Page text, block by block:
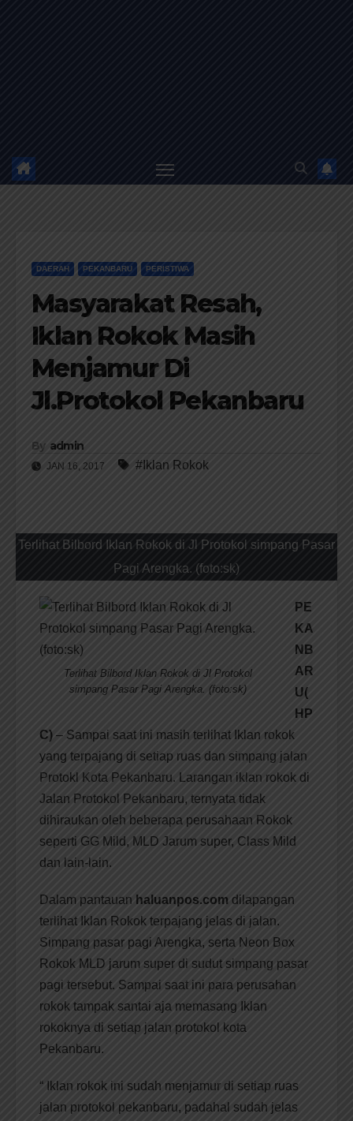
DAERAH PEKANBARU PERISTIWA
Masyarakat Resah,
Iklan Rokok Masih
Menjamur Di
Jl.Protokol Pekanbaru
By admin
JAN 16, 2017 #Iklan Rokok
Terlihat Bilbord Iklan Rokok di Jl Protokol simpang Pasar
Pagi Arengka. (foto:sk)
Terlihat Bilbord Iklan Rokok di Jl Protokol
simpang Pasar Pagi Arengka. (foto:sk)
PE
KA
NB
AR
U(
HP
C) – Sampai saat ini masih terlihat Iklan rokok
yang terpajang di setiap ruas dan simpang jalan
Protokl Kota Pekanbaru. Larangan iklan rokok di
Jalan Protokol Pekanbaru, ternyata tidak
dihiraukan oleh beberapa perusahaan Rokok
seperti GG Mild, MLD Jarum super, Class Mild
dan lain-lain.
Dalam pantauan haluanpos.com dilapangan
terlihat Iklan Rokok terpajang jelas di jalan.
Simpang pasar pagi Arengka, serta Neon Box
Rokok MLD jarum super di sudut simpang pasar
pagi tersebut. Sampai saat ini para perusahan
rokok tampak santai aja memasang Iklan
rokoknya di setiap jalan protokol kota
Pekanbaru.
“ Iklan rokok ini sudah menjamur di setiap ruas
jalan protokol pekanbaru, padahal sudah jelas